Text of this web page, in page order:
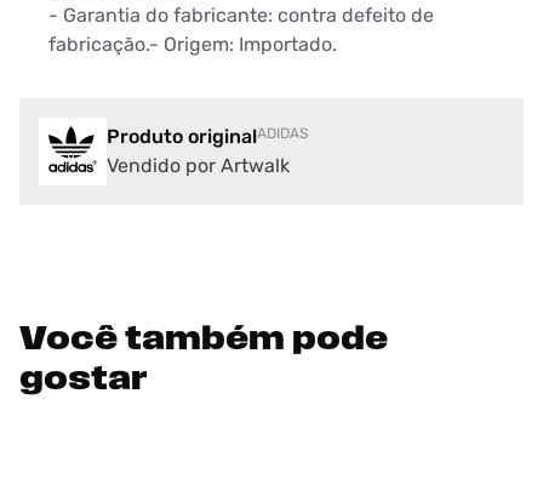
- Garantia do fabricante: contra defeito de
fabricação.- Origem: Importado.
Produto originalADIDAS
Vendido por Artwalk
Você também pode
gostar